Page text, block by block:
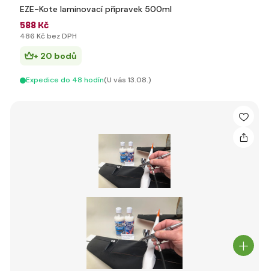
EZE-Kote laminovací přípravek 500ml
588 Kč
486 Kč bez DPH
+ 20 bodů
Expedice do 48 hodín(U vás 13.08.)